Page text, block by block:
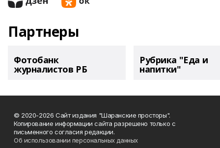
Партнеры
Фотобанк
журналистов РБ
Рубрика "Еда и
напитки"
© 2020-2026 Сайт издания "Шаранские просторы".
Копирование информации сайта разрешено только с
письменного согласия редакции.
Об использовании персональных данных